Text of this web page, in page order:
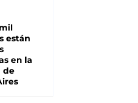
están
en la
de